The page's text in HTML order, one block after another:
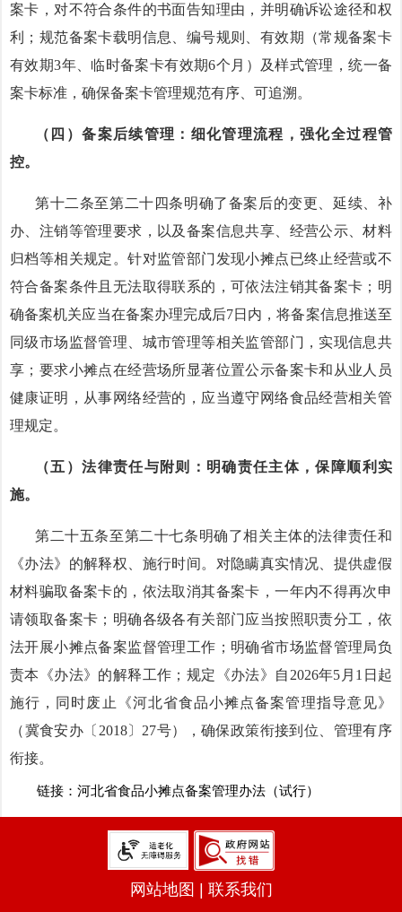
案卡，对不符合条件的书面告知理由，并明确诉讼途径和权
利；规范备案卡载明信息、编号规则、有效期（常规备案卡
有效期3年、临时备案卡有效期6个月）及样式管理，统一备
案卡标准，确保备案卡管理规范有序、可追溯。
（四）备案后续管理：细化管理流程，强化全过程管
控。
第十二条至第二十四条明确了备案后的变更、延续、补
办、注销等管理要求，以及备案信息共享、经营公示、材料
归档等相关规定。针对监管部门发现小摊点已终止经营或不
符合备案条件且无法取得联系的，可依法注销其备案卡；明
确备案机关应当在备案办理完成后7日内，将备案信息推送至
同级市场监督管理、城市管理等相关监管部门，实现信息共
享；要求小摊点在经营场所显著位置公示备案卡和从业人员
健康证明，从事网络经营的，应当遵守网络食品经营相关管
理规定。
（五）法律责任与附则：明确责任主体，保障顺利实
施。
第二十五条至第二十七条明确了相关主体的法律责任和
《办法》的解释权、施行时间。对隐瞒真实情况、提供虚假
材料骗取备案卡的，依法取消其备案卡，一年内不得再次申
请领取备案卡；明确各级各有关部门应当按照职责分工，依
法开展小摊点备案监督管理工作；明确省市场监督管理局负
责本《办法》的解释工作；规定《办法》自 2026年5月1日起
施行，同时废止《河北省食品小摊点备案管理指导意见》
（冀食安办〔2018〕27号），确保政策衔接到位、管理有序
衔接。
链接：河北省食品小摊点备案管理办法（试行）